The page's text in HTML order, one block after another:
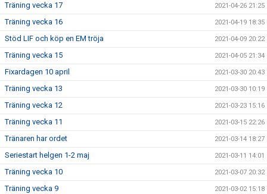
Träning vecka 17 2021-04-26 21:25
Träning vecka 16 2021-04-19 18:35
Stöd LIF och köp en EM tröja 2021-04-09 20:22
Träning vecka 15 2021-04-05 21:34
Fixardagen 10 april 2021-03-30 20:43
Träning vecka 13 2021-03-30 10:19
Träning vecka 12 2021-03-23 15:16
Träning vecka 11 2021-03-15 22:26
Tränaren har ordet 2021-03-14 18:27
Seriestart helgen 1-2 maj 2021-03-11 14:01
Träning vecka 10 2021-03-07 20:32
Träning vecka 9 2021-03-02 15:18